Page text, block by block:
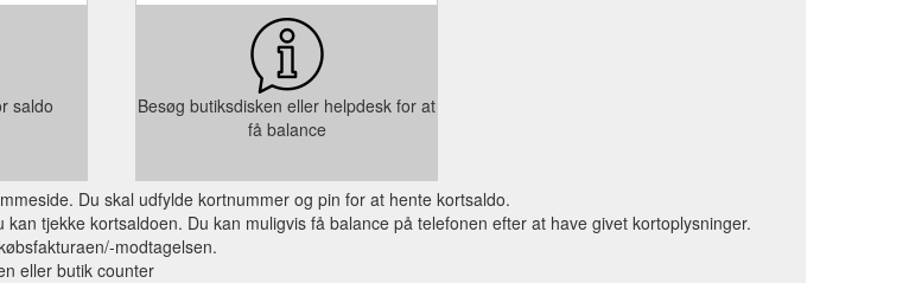
saldo
Besøg butiksdisken eller helpdesk for at
få balance
Du skal udfylde kortnummer og pin for at hente kortsaldo.
tjekke kortsaldoen. Du kan muligvis få balance på telefonen efter at have givet kortoplysninger.
modtagelsen.
eller butik counter